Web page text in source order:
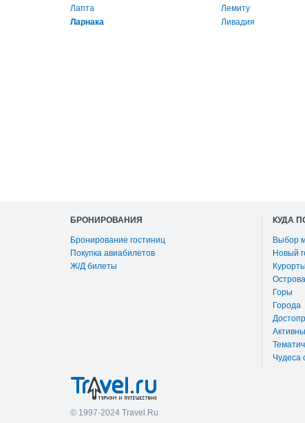
Лапта
Ларнака
Лемиту
Ливадия
БРОНИРОВАНИЯ
Бронирование гостиниц
Покупка авиабилетов
Ж/Д билеты
КУДА
Выбор
Новый
Острова
Горы
Города
Чудеса
© 1997-2024 Travel.Ru